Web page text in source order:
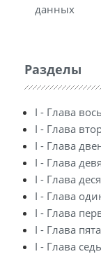
данных
Разделы
I - Глава
I - Глава
I - Глава
I - Глава
I - Глава
I - Глава
I - Глава
I - Глава
I - Глава